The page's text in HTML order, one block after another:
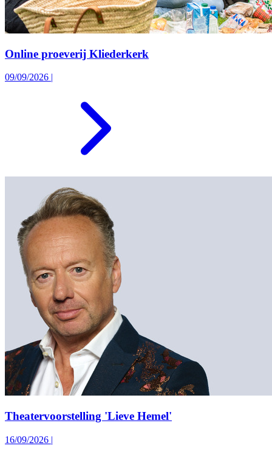
Online proeverij Kliederkerk
09/09/2026 |
Theatervoorstelling 'Lieve Hemel'
16/09/2026 |